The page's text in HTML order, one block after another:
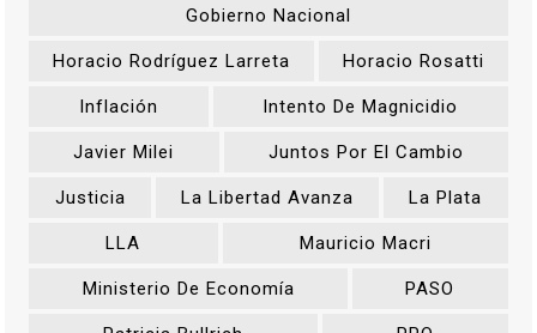
Gobierno Nacional
Horacio Rodríguez Larreta Horacio Rosatti
Inflación Intento De Magnicidio
Javier Milei Juntos Por El Cambio
Justicia La Libertad Avanza La Plata
LLA Mauricio Macri
Ministerio De Economía PASO